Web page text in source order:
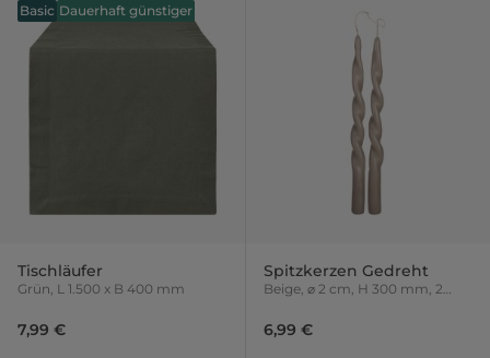
Tischläufer
Grün, L 1.500 x B 400 mm
7,99 €
Basic Dauerhaft günstiger
Spitzkerzen Gedreht
Beige, ⌀ 2 cm, H 300 mm, 2
6,99 €